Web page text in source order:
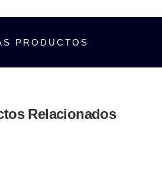
PRODUCTOS
Relacionados